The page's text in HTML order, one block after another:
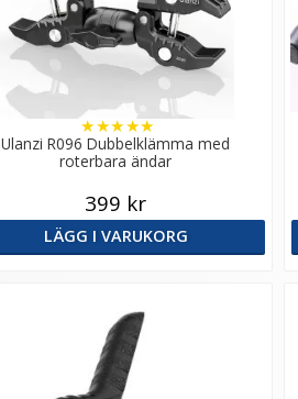
Ulanzi R096 Dubbelklämma med
roterbara ändar
★★★★★
399 kr
LÄGG I VARUKORG